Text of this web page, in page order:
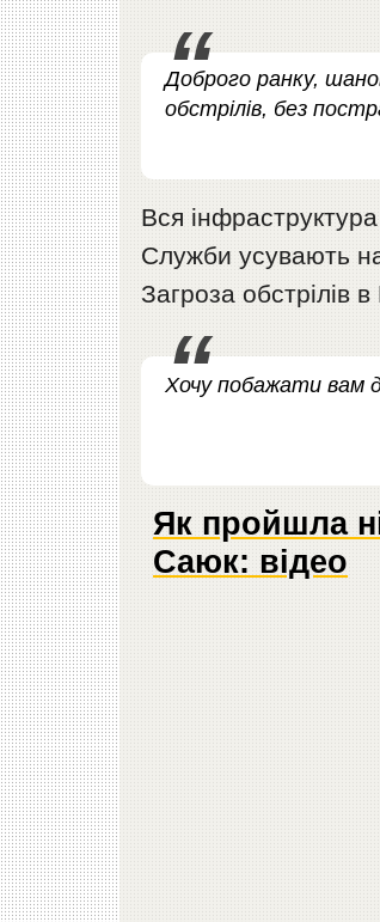
Доброго ранку,
обстрілів, без
Вся
Служби усувають
Загроза обстрілів
Хочу побажати вам
Як пройшла
Саюк: відео